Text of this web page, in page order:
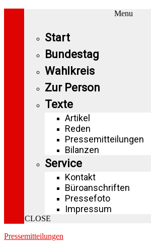
Menu
Start
Bundestag
Wahlkreis
Zur Person
Texte
Artikel
Reden
Pressemitteilungen
Bilanzen
Service
Kontakt
Büroanschriften
Pressefoto
Impressum
CLOSE
Pressemitteilungen